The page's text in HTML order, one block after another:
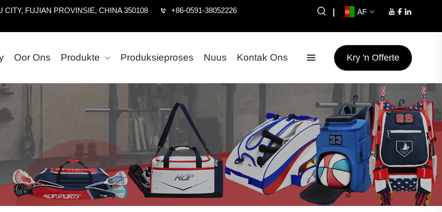
FUJIAN PROVINSIE, CHINA 350108
+86-0591-38052226
AF
Oor Ons Produkte Produksieproses Nuus Kontak Ons Kry 'n Offerte